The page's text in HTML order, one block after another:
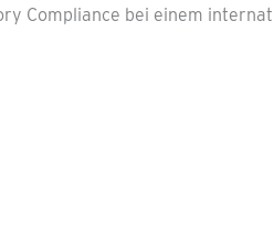
Compliance bei einem